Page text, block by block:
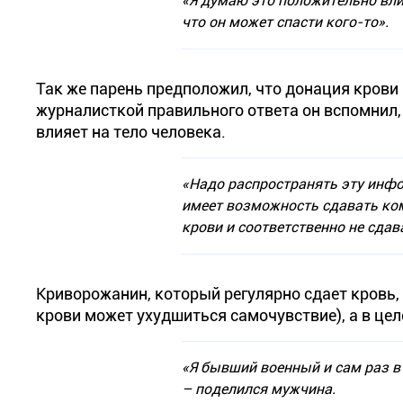
что он может спасти кого-то».
Так же парень предположил, что донация
журналисткой правильного ответа он
влияет на тело человека.
«Надо распространять эту
имеет возможность сдавать
крови и соответственно не
Криворожанин, который регулярно сдает
крови может ухудшиться самочувствие), а в
«Я бывший военный и сам раз
– поделился мужчина.